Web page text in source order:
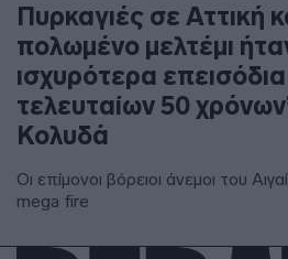
Πυρκαγιές σε Αττική
πολωμένο μελτέμι
ισχυρότερα
τελευταίων 50
Κολυδά
Οι επίμονοι βόρειοι άνεμοι του
mega fire